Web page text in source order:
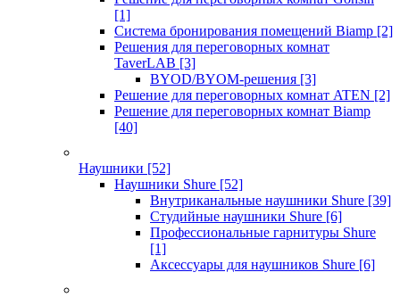
[1]
Система бронирования помещений Biamp [2]
Решения для переговорных комнат
TaverLAB [3]
BYOD/BYOM-решения [3]
Решение для переговорных комнат ATEN [2]
Решение для переговорных комнат Biamp
[40]
Наушники [52]
Наушники Shure [52]
Внутриканальные наушники Shure [39]
Студийные наушники Shure [6]
Профессиональные гарнитуры Shure
[1]
Аксессуары для наушников Shure [6]